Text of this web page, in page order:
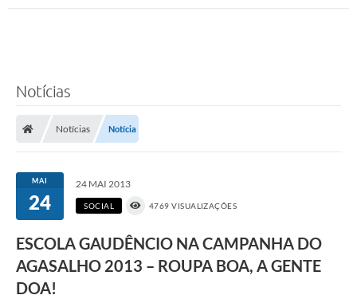
Notícias
Notícias Notícia
MAI
24
24 MAI 2013
SOCIAL 4769 VISUALIZAÇÕES
ESCOLA GAUDÊNCIO NA CAMPANHA DO
AGASALHO 2013 – ROUPA BOA, A GENTE
DOA!